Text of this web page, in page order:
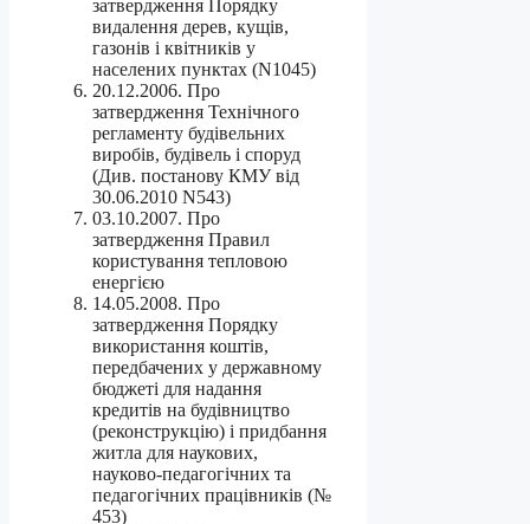
затвердження Порядку
видалення дерев, кущів,
газонів і квітників у
населених пунктах (N1045)
20.12.2006. Про
затвердження Технічного
регламенту будівельних
виробів, будівель і споруд
(Див. постанову КМУ від
30.06.2010 N543)
03.10.2007. Про
затвердження Правил
користування тепловою
енергією
14.05.2008. Про
затвердження Порядку
використання коштів,
передбачених у державному
бюджеті для надання
кредитів на будівництво
(реконструкцію) і придбання
житла для наукових,
науково-педагогічних та
педагогічних працівників (№
453)